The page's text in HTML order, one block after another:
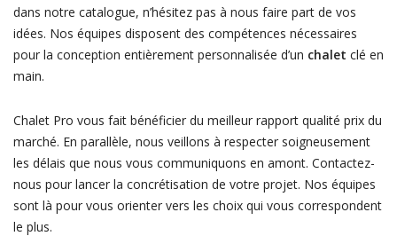
dans notre catalogue, n’hésitez pas à nous faire part de vos
idées. Nos équipes disposent des compétences nécessaires
pour la conception entièrement personnalisée d’un chalet clé en
main.
Chalet Pro vous fait bénéficier du meilleur rapport qualité prix du
marché. En parallèle, nous veillons à respecter soigneusement
les délais que nous vous communiquons en amont. Contactez-
nous pour lancer la concrétisation de votre projet. Nos équipes
sont là pour vous orienter vers les choix qui vous correspondent
le plus.